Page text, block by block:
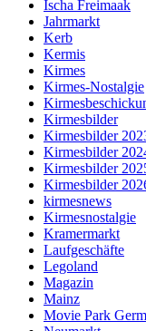
Ischa Freimaak
Jahrmarkt
Kerb
Kermis
Kirmes
Kirmes-Nostalgie
Kirmesbilder
Kirmesbilder
Kirmesbilder
Kirmesbilder
Kirmesbilder
kirmesnews
Kirmesnostalgie
Kramermarkt
Laufgeschäfte
Legoland
Magazin
Mainz
Movie Park